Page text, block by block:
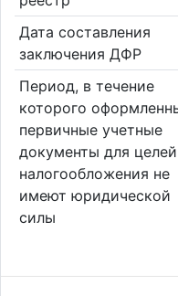
Дата составления
заключения ДФР
Период, в течение
которого
первичные учетные
документы для целей
налогообложения не
имеют юридической
силы